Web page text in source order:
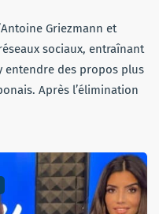
Griezmann et
sociaux, entraînant
entendre des propos plus
Après l’élimination